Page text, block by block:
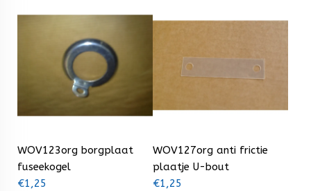
WOV123org borgplaat
fuseekogel
€1,25
WOV127org anti frictie
plaatje U-bout
€1,25